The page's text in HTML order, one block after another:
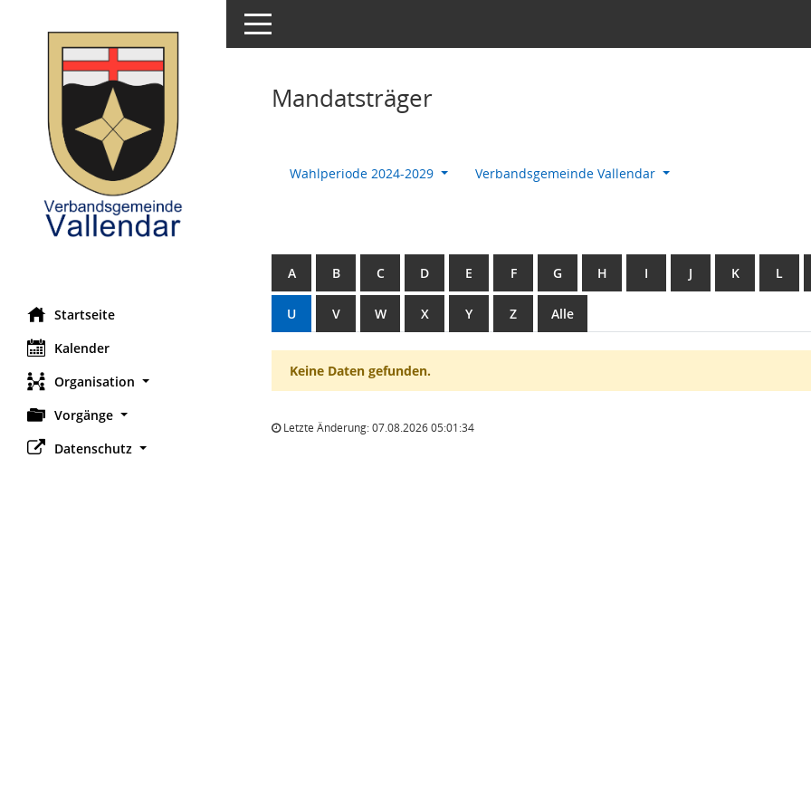
Startseite
Kalender
Organisation
Vorgänge
Datenschutz
Toggle navigation
Mandatsträger
Wahlperiode 2024-2029 Verbandsgemeinde Vallendar
A B C D E F G H I J K L
U V W X Y Z Alle
Keine Daten gefunden.
Letzte Änderung: 07.08.2026 05:01:34